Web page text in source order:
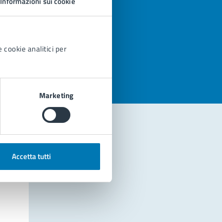
cookie analitici per
Marketing
Accetta tutti